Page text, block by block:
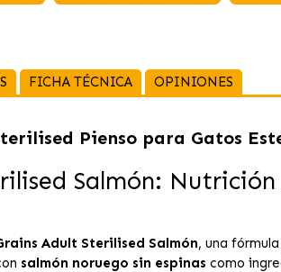
FICHA TÉCNICA OPINIONES
Pienso para Gatos
Salmón:
Adult Sterilised Salmón, una
salmón noruego sin espinas como